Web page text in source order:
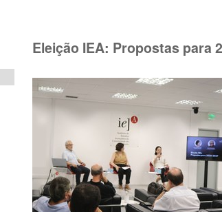
Eleição IEA: Propostas para